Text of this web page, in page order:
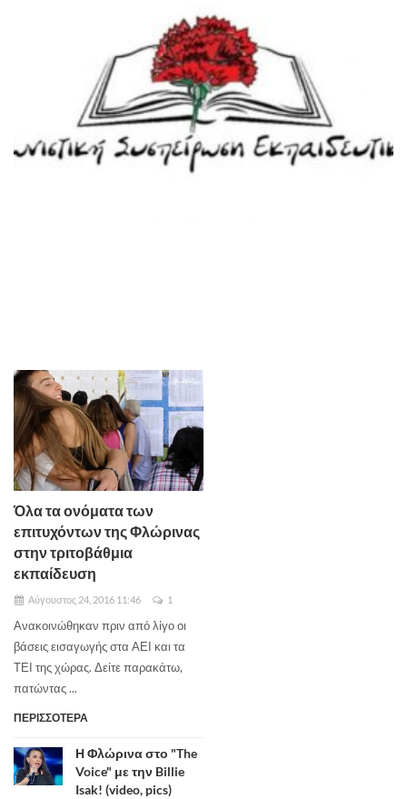
Όλα τα ονόματα των
επιτυχόντων της Φλώρινας
στην τριτοβάθμια
εκπαίδευση
Αύγουστος 24, 2016 11:46 1
Ανακοινώθηκαν πριν από λίγο οι
βάσεις εισαγωγής στα ΑΕΙ και τα
ΤΕΙ της χώρας. Δείτε παρακάτω,
πατώντας ...
ΠΕΡΙΣΣΟΤΕΡΑ
Η Φλώρινα στο "The
Voice" με την Billie
Isak! (video, pics)